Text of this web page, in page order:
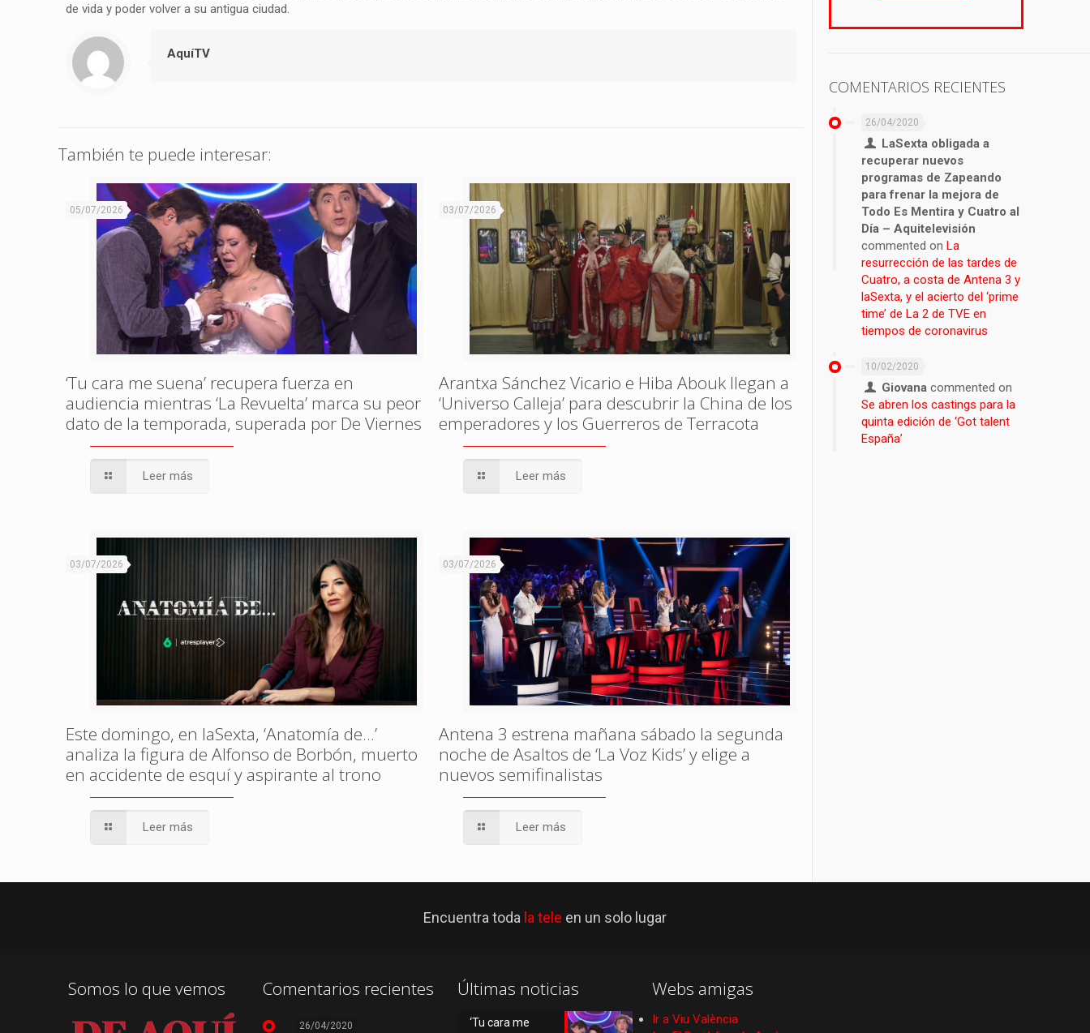
de vida y poder volver a su antigua ciudad.
AquíTV
También te puede interesar:
05/07/2026
‘Tu cara me suena’ recupera fuerza en
audiencia mientras ‘La Revuelta’ marca su peor
dato de la temporada, superada por De Viernes
Leer más
03/07/2026
Arantxa Sánchez Vicario e Hiba Abouk llegan a
‘Universo Calleja’ para descubrir la China de los
emperadores y los Guerreros de Terracota
Leer más
03/07/2026
Este domingo, en laSexta, ‘Anatomía de…’
analiza la figura de Alfonso de Borbón, muerto
en accidente de esquí y aspirante al trono
Leer más
03/07/2026
Antena 3 estrena mañana sábado la segunda
noche de Asaltos de ‘La Voz Kids’ y elige a
nuevos semifinalistas
Leer más
COMENTARIOS RECIENTES
26/04/2020
LaSexta obligada a
recuperar nuevos
programas de Zapeando
para frenar la mejora de
Todo Es Mentira y Cuatro al
Día – Aquitelevisión
commented onLa
resurrección de las tardes de
Cuatro, a costa de Antena 3 y
laSexta, y el acierto del ‘prime
time’ de La 2 de TVE en
tiempos de coronavirus
10/02/2020
Giovana commented on
Se abren los castings para la
quinta edición de ‘Got talent
España’
Encuentra toda la tele en un solo lugar
Somos lo que vemos Comentarios recientes
26/04/2020
Últimas noticias
‘Tu cara me
Webs amigas
Ir a Viu València